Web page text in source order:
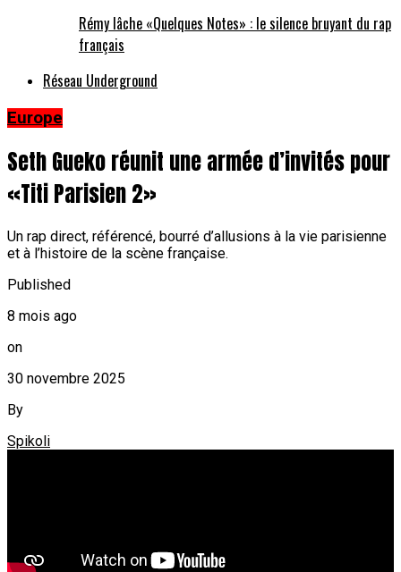
Rémy lâche «Quelques Notes» : le silence bruyant du rap
français
Réseau Underground
Europe
Seth Gueko réunit une armée d’invités pour
«Titi Parisien 2»
Un rap direct, référencé, bourré d’allusions à la vie parisienne
et à l’histoire de la scène française.
Published
8 mois ago
on
30 novembre 2025
By
Spikoli